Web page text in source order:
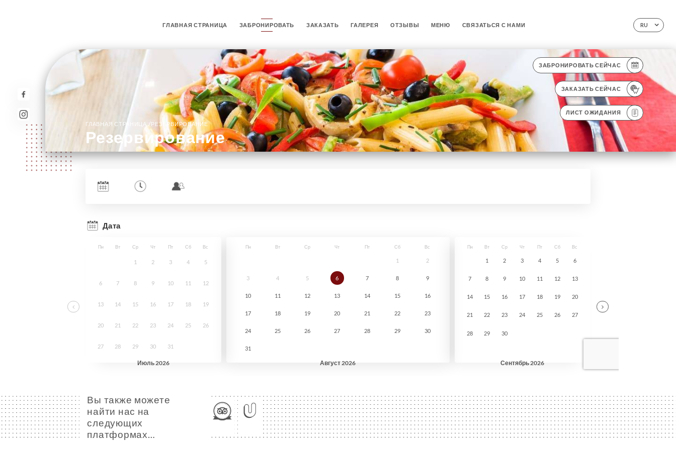
RU
ГЛАВНАЯ СТРАНИЦА ЗАБРОНИРОВАТЬ ЗАКАЗАТЬ ГАЛЕРЕЯ ОТЗЫВЫ МЕНЮ СВЯЗАТЬСЯ С НАМИ
ЗАБРОНИРОВАТЬ СЕЙЧАС
ЗАКАЗАТЬ СЕЙЧАС
ЛИСТ ОЖИДАНИЯ
ГЛАВНАЯ СТРАНИЦА /РЕЗЕРВИРОВАНИЕ
Резервирование
Вы также можете
найти нас на
следующих
платформах…